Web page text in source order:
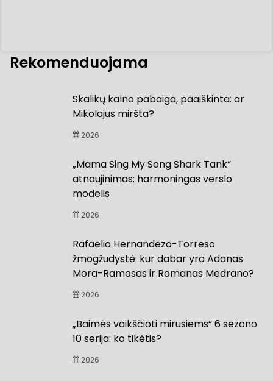
Rekomenduojama
Skalikų kalno pabaiga, paaiškinta: ar
Mikolajus miršta?
2026
„Mama Sing My Song Shark Tank“
atnaujinimas: harmoningas verslo
modelis
2026
Rafaelio Hernandezo-Torreso
žmogžudystė: kur dabar yra Adanas
Mora-Ramosas ir Romanas Medrano?
2026
„Baimės vaikščioti mirusiems“ 6 sezono
10 serija: ko tikėtis?
2026